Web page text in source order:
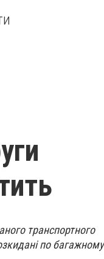
транспортного
по багажному